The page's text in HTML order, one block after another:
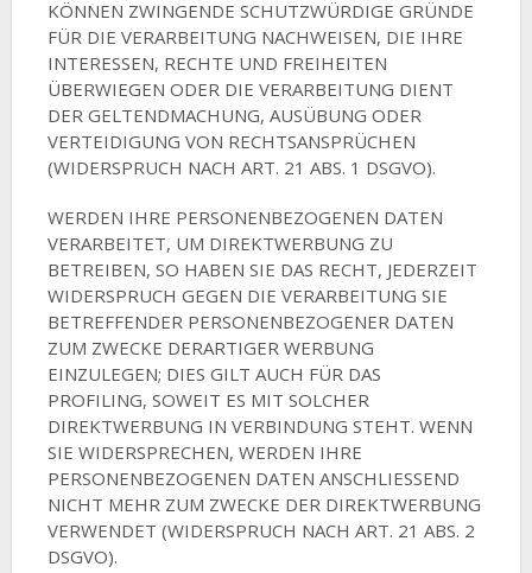
KÖNNEN ZWINGENDE SCHUTZWÜRDIGE GRÜNDE
FÜR DIE VERARBEITUNG NACHWEISEN, DIE IHRE
INTERESSEN, RECHTE UND FREIHEITEN
ÜBERWIEGEN ODER DIE VERARBEITUNG DIENT
DER GELTENDMACHUNG, AUSÜBUNG ODER
VERTEIDIGUNG VON RECHTSANSPRÜCHEN
(WIDERSPRUCH NACH ART. 21 ABS. 1 DSGVO).
WERDEN IHRE PERSONENBEZOGENEN DATEN
VERARBEITET, UM DIREKTWERBUNG ZU
BETREIBEN, SO HABEN SIE DAS RECHT, JEDERZEIT
WIDERSPRUCH GEGEN DIE VERARBEITUNG SIE
BETREFFENDER PERSONENBEZOGENER DATEN
ZUM ZWECKE DERARTIGER WERBUNG
EINZULEGEN; DIES GILT AUCH FÜR DAS
PROFILING, SOWEIT ES MIT SOLCHER
DIREKTWERBUNG IN VERBINDUNG STEHT. WENN
SIE WIDERSPRECHEN, WERDEN IHRE
PERSONENBEZOGENEN DATEN ANSCHLIESSEND
NICHT MEHR ZUM ZWECKE DER DIREKTWERBUNG
VERWENDET (WIDERSPRUCH NACH ART. 21 ABS. 2
DSGVO).